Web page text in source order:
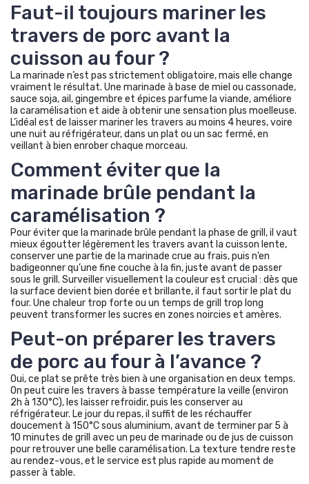
Faut-il toujours mariner les
travers de porc avant la
cuisson au four ?
La marinade n’est pas strictement obligatoire, mais elle change
vraiment le résultat. Une marinade à base de miel ou cassonade,
sauce soja, ail, gingembre et épices parfume la viande, améliore
la caramélisation et aide à obtenir une sensation plus moelleuse.
L’idéal est de laisser mariner les travers au moins 4 heures, voire
une nuit au réfrigérateur, dans un plat ou un sac fermé, en
veillant à bien enrober chaque morceau.
Comment éviter que la
marinade brûle pendant la
caramélisation ?
Pour éviter que la marinade brûle pendant la phase de grill, il vaut
mieux égoutter légèrement les travers avant la cuisson lente,
conserver une partie de la marinade crue au frais, puis n’en
badigeonner qu’une fine couche à la fin, juste avant de passer
sous le grill. Surveiller visuellement la couleur est crucial : dès que
la surface devient bien dorée et brillante, il faut sortir le plat du
four. Une chaleur trop forte ou un temps de grill trop long
peuvent transformer les sucres en zones noircies et amères.
Peut-on préparer les travers
de porc au four à l’avance ?
Oui, ce plat se prête très bien à une organisation en deux temps.
On peut cuire les travers à basse température la veille (environ
2h à 130°C), les laisser refroidir, puis les conserver au
réfrigérateur. Le jour du repas, il suffit de les réchauffer
doucement à 150°C sous aluminium, avant de terminer par 5 à
10 minutes de grill avec un peu de marinade ou de jus de cuisson
pour retrouver une belle caramélisation. La texture tendre reste
au rendez-vous, et le service est plus rapide au moment de
passer à table.